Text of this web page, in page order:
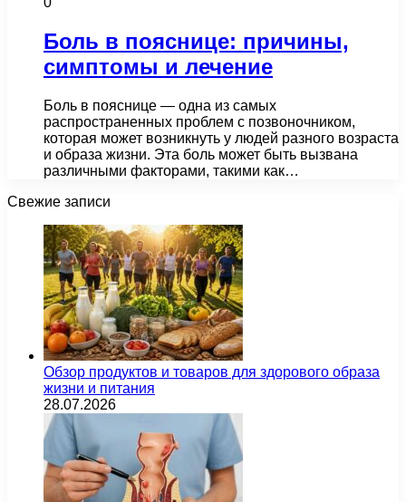
Боль в пояснице: причины,
симптомы и лечение
Боль в пояснице — одна из самых
распространенных проблем с позвоночником,
которая может возникнуть у людей разного возраста
и образа жизни. Эта боль может быть вызвана
различными факторами, такими как…
Свежие записи
Обзор продуктов и товаров для здорового образа
жизни и питания
28.07.2026